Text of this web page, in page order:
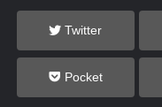
Twitter
Pocket